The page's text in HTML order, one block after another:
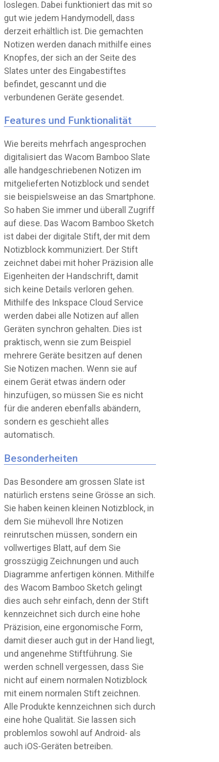
loslegen. Dabei funktioniert das mit so
gut wie jedem Handymodell, dass
derzeit erhältlich ist. Die gemachten
Notizen werden danach mithilfe eines
Knopfes, der sich an der Seite des
Slates unter des Eingabestiftes
befindet, gescannt und die
verbundenen Geräte gesendet.
Features und Funktionalität
Wie bereits mehrfach angesprochen
digitalisiert das Wacom Bamboo Slate
alle handgeschriebenen Notizen im
mitgelieferten Notizblock und sendet
sie beispielsweise an das Smartphone.
So haben Sie immer und überall Zugriff
auf diese. Das Wacom Bamboo Sketch
ist dabei der digitale Stift, der mit dem
Notizblock kommuniziert. Der Stift
zeichnet dabei mit hoher Präzision alle
Eigenheiten der Handschrift, damit
sich keine Details verloren gehen.
Mithilfe des Inkspace Cloud Service
werden dabei alle Notizen auf allen
Geräten synchron gehalten. Dies ist
praktisch, wenn sie zum Beispiel
mehrere Geräte besitzen auf denen
Sie Notizen machen. Wenn sie auf
einem Gerät etwas ändern oder
hinzufügen, so müssen Sie es nicht
für die anderen ebenfalls abändern,
sondern es geschieht alles
automatisch.
Besonderheiten
Das Besondere am grossen Slate ist
natürlich erstens seine Grösse an sich.
Sie haben keinen kleinen Notizblock, in
dem Sie mühevoll Ihre Notizen
reinrutschen müssen, sondern ein
vollwertiges Blatt, auf dem Sie
grosszügig Zeichnungen und auch
Diagramme anfertigen können. Mithilfe
des Wacom Bamboo Sketch gelingt
dies auch sehr einfach, denn der Stift
kennzeichnet sich durch eine hohe
Präzision, eine ergonomische Form,
damit dieser auch gut in der Hand liegt,
und angenehme Stiftführung. Sie
werden schnell vergessen, dass Sie
nicht auf einem normalen Notizblock
mit einem normalen Stift zeichnen.
Alle Produkte kennzeichnen sich durch
eine hohe Qualität. Sie lassen sich
problemlos sowohl auf Android- als
auch iOS-Geräten betreiben.